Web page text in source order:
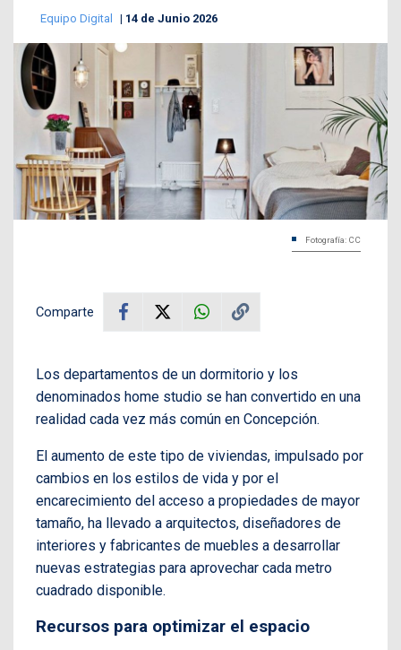
Equipo Digital 14 de Junio 2026
Fotografía: CC
Comparte
Los departamentos de un dormitorio y los
denominados home studio se han convertido en una
realidad cada vez más común en Concepción.
El aumento de este tipo de viviendas, impulsado por
cambios en los estilos de vida y por el
encarecimiento del acceso a propiedades de mayor
tamaño, ha llevado a arquitectos, diseñadores de
interiores y fabricantes de muebles a desarrollar
nuevas estrategias para aprovechar cada metro
cuadrado disponible.
Recursos para optimizar el espacio